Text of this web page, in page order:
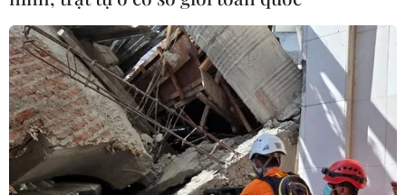
Top 3 Miss World Vietnam ghi dấu ấn với
chuyến thiện nguyện đầu tiên
29/08/2022 07:01
Sau 2 tháng đăng quang, Top 3 Miss World Vietnam